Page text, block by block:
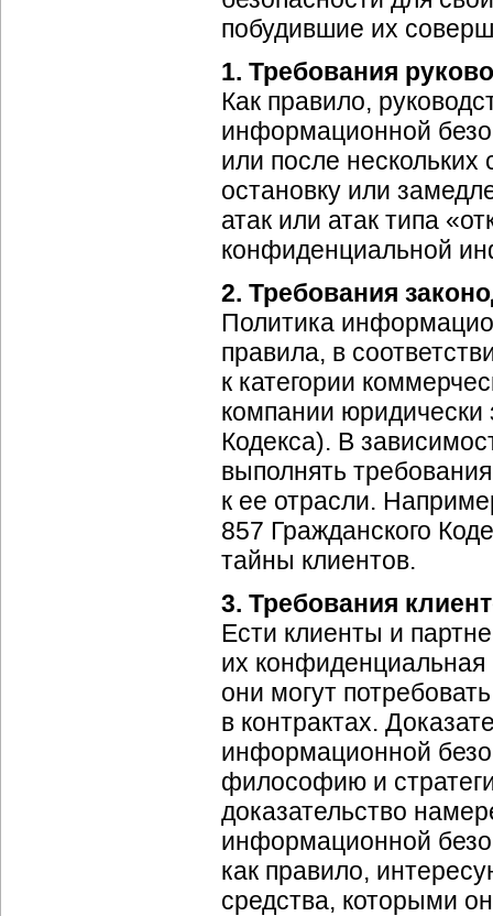
побудившие их
1. Требования
Как правило,
информационной
или после
остановку или
атак или атак типа
конфиденциальной
2. Требования
Политика
правила, в
к категории
компании
Кодекса). В
выполнять
к ее отрасли.
857 Гражданского
тайны клиентов.
3. Требования
Ести клиенты и
их
они могут
в контрактах.
информационной
философию и
доказательство
информационной
как правило,
средства, которыми